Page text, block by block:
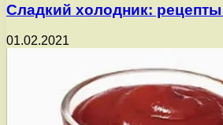
Сладкий холодник:
01.02.2021